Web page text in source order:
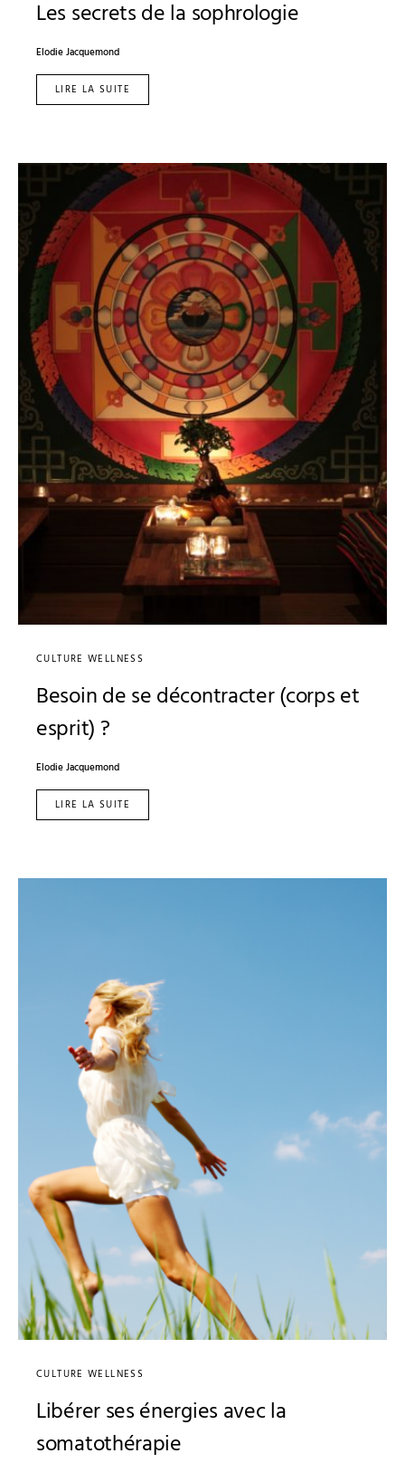
Les secrets de la sophrologie
Elodie Jacquemond
LIRE LA SUITE
CULTURE WELLNESS
Besoin de se décontracter (corps et
esprit) ?
Elodie Jacquemond
LIRE LA SUITE
CULTURE WELLNESS
Libérer ses énergies avec la
somatothérapie